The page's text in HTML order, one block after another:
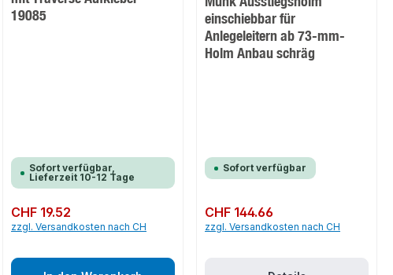
19085
Sofort verfügbar,
Lieferzeit 10-12 Tage
Regulärer Preis:
CHF 19.52
zzgl. Versandkosten nach CH
einschiebbar für
Anlegeleitern ab 73-mm-
Holm Anbau schräg
Sofort verfügbar
Regulärer Preis:
CHF 144.66
zzgl. Versandkosten nach CH